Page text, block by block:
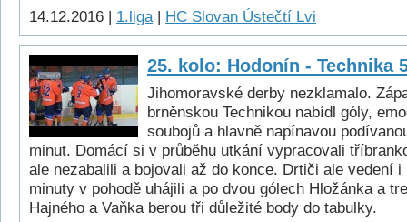
14.12.2016 | 1.liga| HC Slovan Ústečtí Lvi
25. kolo: Hodonín - Technika
Jihomoravské derby nezklamalo.
brněnskou Technikou nabídl góly,
soubojů a hlavně napínavou
minut. Domácí si v průběhu utkání vypracovali
ale nezabalili a bojovali až do konce. Drtiči ale vedení
minuty v pohodě uhájili a po dvou gólech Hložánka a
Hajného a Vaňka berou tři důležité body do tabulky.